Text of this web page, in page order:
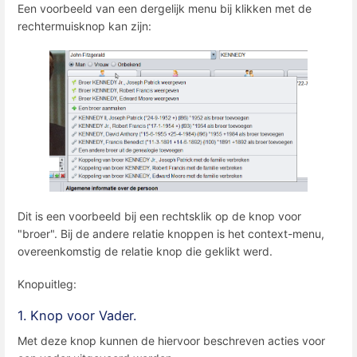
Een voorbeeld van een dergelijk menu bij klikken met de
rechtermuisknop kan zijn:
Dit is een voorbeeld bij een rechtsklik op de knop voor
"broer". Bij de andere relatie knoppen is het context-menu,
overeenkomstig de relatie knop die geklikt werd.
Knopuitleg:
1. Knop voor Vader.
Met deze knop kunnen de hiervoor beschreven acties voor